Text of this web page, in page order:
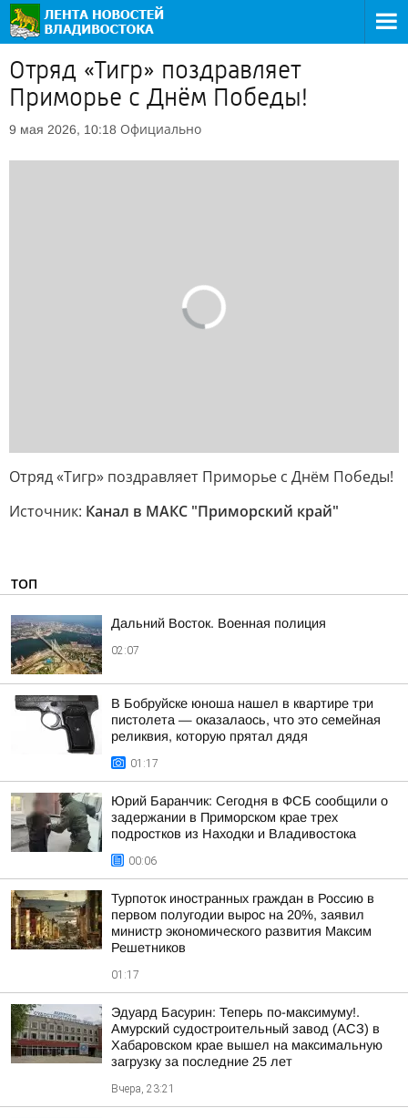
Отряд «Тигр» поздравляет
Приморье с Днём Победы!
9 мая 2026, 10:18 Официально
Отряд «Тигр» поздравляет Приморье с Днём Победы!
Источник: Канал в МАКС "Приморский край"
ТОП
Дальний Восток. Военная полиция
02:07
В Бобруйске юноша нашел в квартире три
пистолета — оказалаось, что это семейная
реликвия, которую прятал дядя
01:17
Юрий Баранчик: Сегодня в ФСБ сообщили о
задержании в Приморском крае трех
подростков из Находки и Владивостока
00:06
Турпоток иностранных граждан в Россию в
первом полугодии вырос на 20%, заявил
министр экономического развития Максим
Решетников
01:17
Эдуард Басурин: Теперь по-максимуму!.
Амурский судостроительный завод (АСЗ) в
Хабаровском крае вышел на максимальную
загрузку за последние 25 лет
Вчера, 23:21